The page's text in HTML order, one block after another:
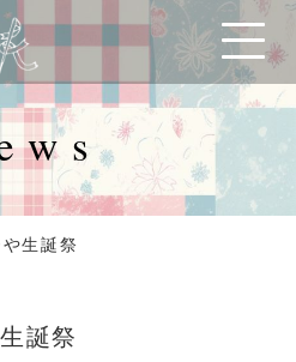
生誕祭
誕祭